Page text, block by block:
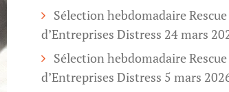
Sélection hebdomadaire Rescue
d’Entreprises Distress 24 mars
Sélection hebdomadaire Rescue
d’Entreprises Distress 5 mars